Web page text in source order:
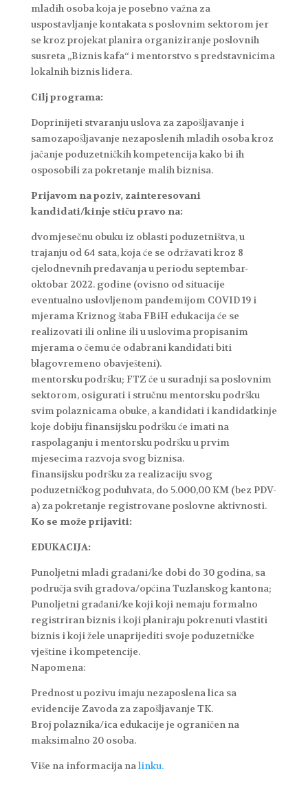
mladih osoba koja je posebno važna za
uspostavljanje kontakata s poslovnim sektorom jer
se kroz projekat planira organiziranje poslovnih
susreta „Biznis kafa“ i mentorstvo s predstavnicima
lokalnih biznis lidera.
Cilj programa:
Doprinijeti stvaranju uslova za zapošljavanje i
samozapošljavanje nezaposlenih mladih osoba kroz
jačanje poduzetničkih kompetencija kako bi ih
osposobili za pokretanje malih biznisa.
Prijavom na poziv, zainteresovani
kandidati/kinje stiču pravo na:
dvomjesečnu obuku iz oblasti poduzetništva, u
trajanju od 64 sata, koja će se održavati kroz 8
cjelodnevnih predavanja u periodu septembar-
oktobar 2022. godine (ovisno od situacije
eventualno uslovljenom pandemijom COVID 19 i
mjerama Kriznog štaba FBiH edukacija će se
realizovati ili online ili u uslovima propisanim
mjerama o čemu će odabrani kandidati biti
blagovremeno obavješteni).
mentorsku podršku; FTZ će u suradnji sa poslovnim
sektorom, osigurati i stručnu mentorsku podršku
svim polaznicama obuke, a kandidati i kandidatkinje
koje dobiju finansijsku podršku će imati na
raspolaganju i mentorsku podršku u prvim
mjesecima razvoja svog biznisa.
finansijsku podršku za realizaciju svog
poduzetničkog poduhvata, do 5.000,00 KM (bez PDV-
a) za pokretanje registrovane poslovne aktivnosti.
Ko se može prijaviti:
EDUKACIJA:
Punoljetni mladi građani/ke dobi do 30 godina, sa
područja svih gradova/općina Tuzlanskog kantona;
Punoljetni građani/ke koji koji nemaju formalno
registriran biznis i koji planiraju pokrenuti vlastiti
biznis i koji žele unaprijediti svoje poduzetničke
vještine i kompetencije.
Napomena:
Prednost u pozivu imaju nezaposlena lica sa
evidencije Zavoda za zapošljavanje TK.
Broj polaznika/ica edukacije je ograničen na
maksimalno 20 osoba.
Više na informacija nalinku.